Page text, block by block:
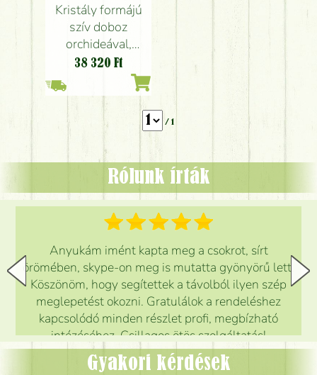
Kristály formájú
szív doboz
orchideával,
pasztell
38 320 Ft
/ 1
Rólunk írták
Anyukám imént kapta meg a csokrot, sírt
örömében, skype-on meg is mutatta gyönyörű lett.
Köszönöm, hogy segítettek a távolból ilyen szép
meglepetést okozni. Gratulálok a rendeléshez
kapcsolódó minden részlet profi, megbízható
intézéséhez. Csillagos ötös szolgáltatás!
Mónika
Gyakori kérdések